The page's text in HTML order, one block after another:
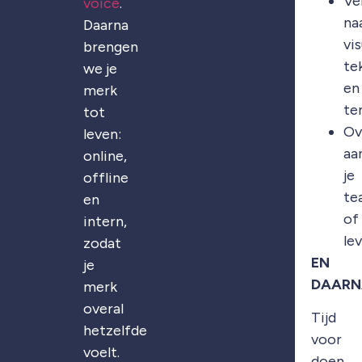
Daarna
brengen
we je
merk
tot
leven:
online,
offline
en
intern,
zodat
je
merk
overal
hetzelfde
voelt.
en
je
of
EN
Tijd
voor